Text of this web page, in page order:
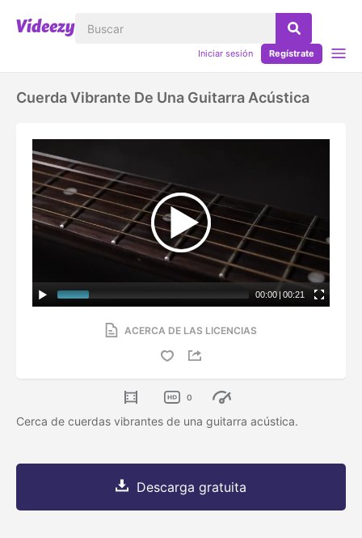
Iniciar sesión Regístrate
Cuerda Vibrante De Una Guitarra Acústica
00:00 | 00:21
ACERCA DE LAS LICENCIAS
0
Cerca de cuerdas vibrantes de una guitarra acústica.
Descarga gratuita